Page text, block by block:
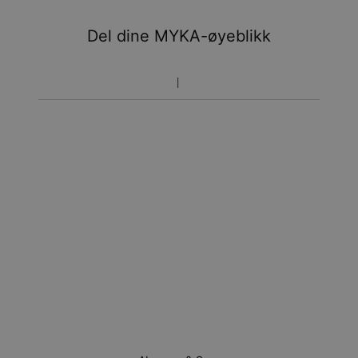
Prisen som oppgitt for bestillingen er den endelige
Pakkene leveres direkte hjem til deg på døren mot
Del dine MYKA-øyeblikk